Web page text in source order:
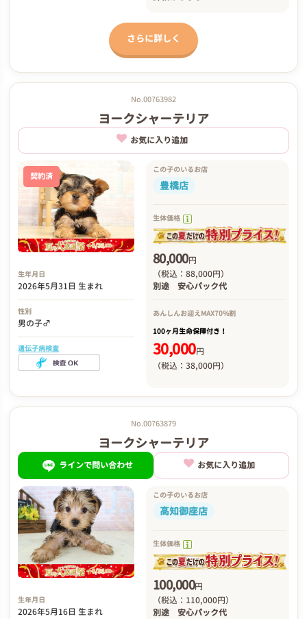
さらに詳しく
No.00763982
ヨークシャーテリア
お気に入り追加
契約済
生年月日
2026年5月31日 生まれ
性別
男の子♂
遺伝子病検査
この子のいるお店
豊橋店
生体価格
80,000円
（税込：88,000円）
別途 安心パック代
あんしんお迎えMAX70%割
100ヶ月生命保障付き！
30,000円
（税込：38,000円）
No.00763879
ヨークシャーテリア
ラインで問い合わせ お気に入り追加
生年月日
2026年5月16日 生まれ
この子のいるお店
高知御座店
生体価格
100,000円
（税込：110,000円）
別途 安心パック代